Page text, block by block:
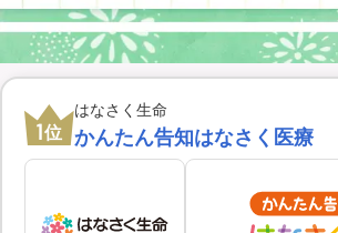
1位
はなさく生命
かんたん告知はなさく医療